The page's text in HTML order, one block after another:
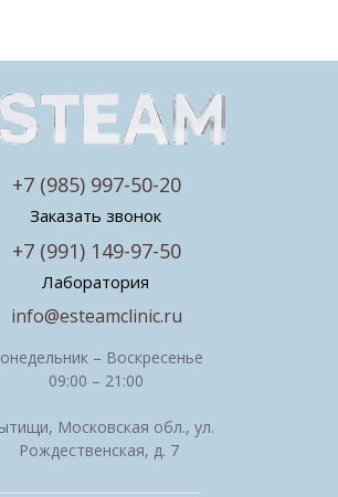
– Воскресенье
09:00 – 21:00
Московская обл., ул.
Рождественская, д. 7
Заказать звонок
Лаборатория
info@esteamclinic.ru
+7 (991) 149-97-50
+7 (985) 997-50-20